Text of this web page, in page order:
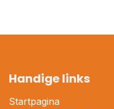
Handige links
Startpagina